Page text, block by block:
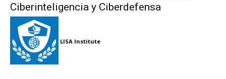
Ciberinteligencia y Ciberdefensa
LISA Institute